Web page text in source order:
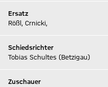
Ersatz
Rößl, Crnicki,
Schiedsrichter
Tobias Schultes (Betzigau)
Zuschauer